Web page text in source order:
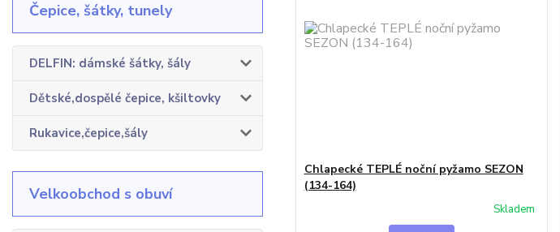
Čepice, šátky, tunely
DELFIN: dámské šátky, šály
Dětské,dospělé čepice, kšiltovky
Rukavice,čepice,šály
Velkoobchod s obuví
Chlapecké TEPLÉ noční pyžamo SEZON
(134-164)
Skladem